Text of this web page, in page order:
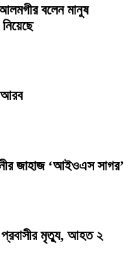
বলেন মানুষ
আরব
জাহাজ ‘আইওএস সাগর’
প্রবাসীর মৃত্যু, আহত ২